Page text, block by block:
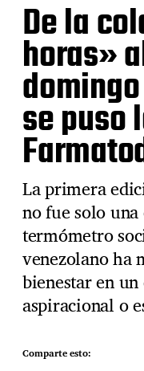
De la
horas»
se puso
La primera
no fue solo
termómetro
venezolano ha
bienestar en
aspiracional o
Comparte esto: